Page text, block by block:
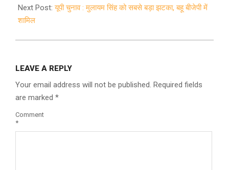
Next Post:यूपी चुनाव : मुलायम सिंह को सबसे बड़ा झटका, बहू बीजेपी में
शामिल
LEAVE A REPLY
Your email address will not be published. Required fields
are marked *
Comment
*